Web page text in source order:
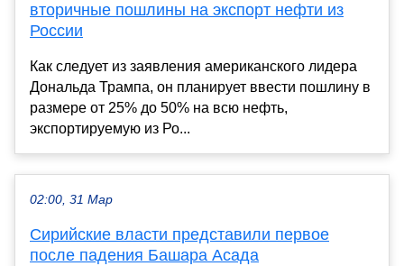
вторичные пошлины на экспорт нефти из
России
Как следует из заявления американского лидера
Дональда Трампа, он планирует ввести пошлину в
размере от 25% до 50% на всю нефть,
экспортируемую из Ро...
02:00, 31 Мар
Сирийские власти представили первое
после падения Башара Асада